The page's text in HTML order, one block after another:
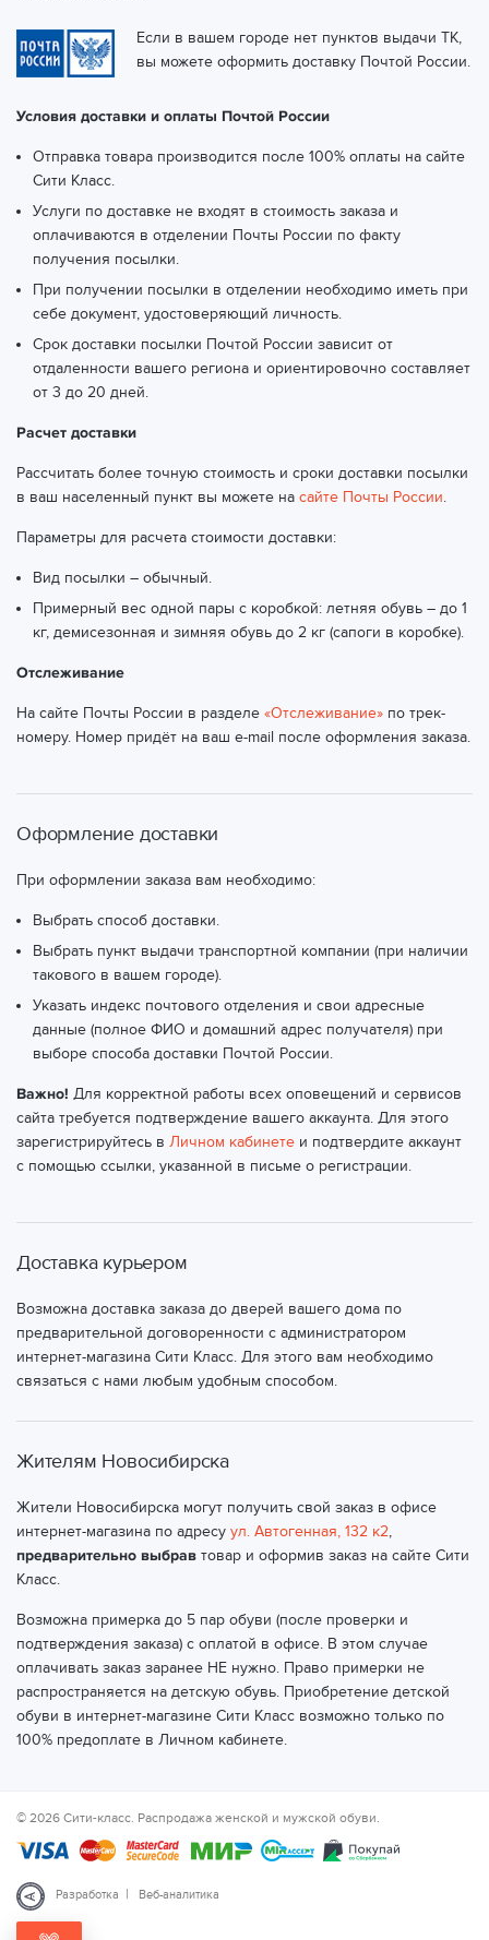
Если в вашем городе нет пунктов выдачи ТК,
вы можете оформить доставку Почтой России.
Условия доставки и оплаты Почтой России
Отправка товара производится после 100% оплаты на сайте
Сити Класс.
Услуги по доставке не входят в стоимость заказа и
оплачиваются в отделении Почты России по факту
получения посылки.
При получении посылки в отделении необходимо иметь при
себе документ, удостоверяющий личность.
Срок доставки посылки Почтой России зависит от
отдаленности вашего региона и ориентировочно составляет
от 3 до 20 дней.
Расчет доставки
Рассчитать более точную стоимость и сроки доставки посылки
в ваш населенный пункт вы можете на сайте Почты России.
Параметры для расчета стоимости доставки:
Вид посылки – обычный.
Примерный вес одной пары с коробкой: летняя обувь – до 1
кг, демисезонная и зимняя обувь до 2 кг (сапоги в коробке).
Отслеживание
На сайте Почты России в разделе «Отслеживание» по трек-
номеру. Номер придёт на ваш e-mail после оформления заказа.
Оформление доставки
При оформлении заказа вам необходимо:
Выбрать способ доставки.
Выбрать пункт выдачи транспортной компании (при наличии
такового в вашем городе).
Указать индекс почтового отделения и свои адресные
данные (полное ФИО и домашний адрес получателя) при
выборе способа доставки Почтой России.
Важно! Для корректной работы всех оповещений и сервисов
сайта требуется подтверждение вашего аккаунта. Для этого
зарегистрируйтесь в Личном кабинете и подтвердите аккаунт
с помощью ссылки, указанной в письме о регистрации.
Доставка курьером
Возможна доставка заказа до дверей вашего дома по
предварительной договоренности с администратором
интернет-магазина Сити Класс. Для этого вам необходимо
связаться с нами любым удобным способом.
Жителям Новосибирска
Жители Новосибирска могут получить свой заказ в офисе
интернет-магазина по адресу ул. Автогенная, 132 к2,
предварительно выбрав товар и оформив заказ на сайте Сити
Класс.
Возможна примерка до 5 пар обуви (после проверки и
подтверждения заказа) с оплатой в офисе. В этом случае
оплачивать заказ заранее НЕ нужно. Право примерки не
распространяется на детскую обувь. Приобретение детской
обуви в интернет-магазине Сити Класс возможно только по
100% предоплате в Личном кабинете.
© 2026 Сити-класс. Распродажа женской и мужской обуви.
Разработка | Веб-аналитика